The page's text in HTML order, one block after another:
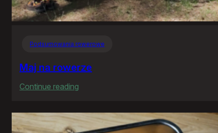
Podsumowania rowerowe
Maj na rowerze
Continue reading
na
rowerze